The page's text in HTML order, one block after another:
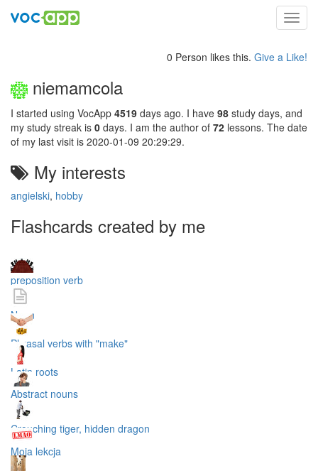
0 Person likes this. Give a Like!
niemamcola
I started using VocApp 4519 days ago. I have 98 study days, and
my study streak is 0 days. I am the author of 72 lessons. The date
of my last visit is 2020-01-09 20:29:29.
My interests
angielski, hobby
Flashcards created by me
preposition verb
Noun
Phrasal verbs with "make"
Latin roots
Abstract nouns
Crouching tiger, hidden dragon
Moja lekcja